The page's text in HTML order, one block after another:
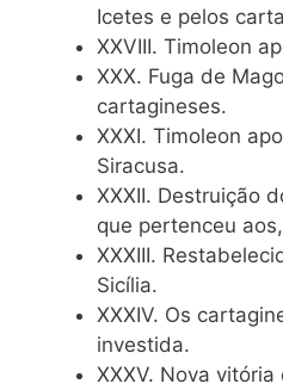
Icetes e pelos
XXVIII. Timoleon
XXX. Fuga de
cartagineses.
XXXI. Timoleon
Siracusa.
XXXII. Destruição
que pertenceu
XXXIII.
Sicília.
XXXIV. Os
investida.
XXXV. Nova